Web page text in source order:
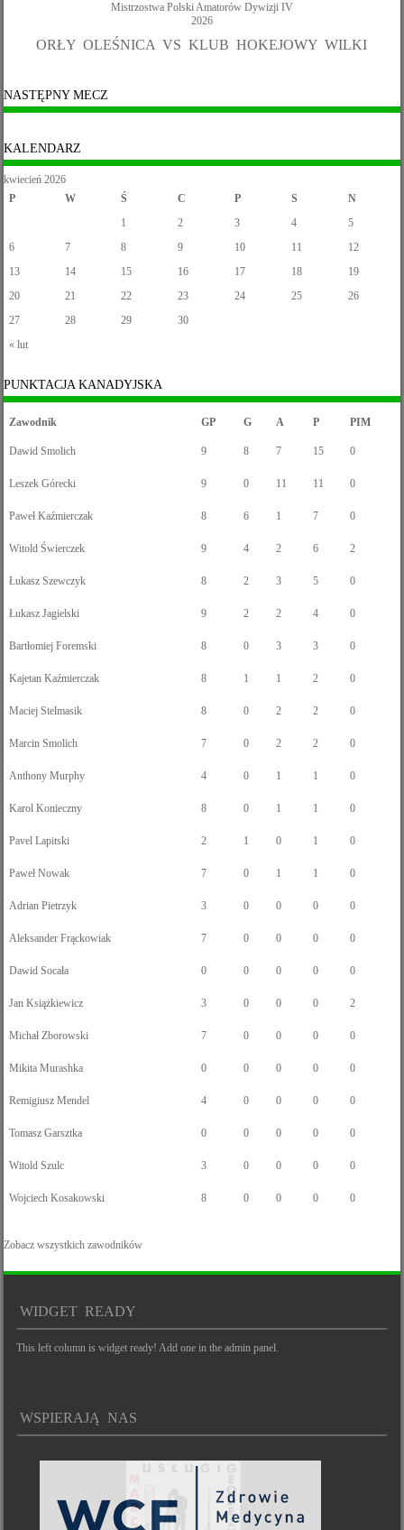
Mistrzostwa Polski Amatorów Dywizji IV
2026
ORŁY OLEŚNICA VS KLUB HOKEJOWY WILKI
NASTĘPNY MECZ
KALENDARZ
kwiecień 2026
P
W Ś C P S N
« lut
1 2 3 4
5
6
7 8 9 10 11
12
13
14 15 16 17 18
19
20
21 22 23 24 25
26
27
28 29 30
PUNKTACJA KANADYJSKA
Zawodnik GP G A P PIM
Dawid Smolich 9 8 7 15 0
Leszek Górecki 9 0 11 11 0
Paweł Kaźmierczak 8 6 1 7 0
Witold Świerczek 9 4 2 6 2
Łukasz Szewczyk 8 2 3 5 0
Łukasz Jagielski 9 2 2 4 0
Bartłomiej Foremski 8 0 3 3 0
Kajetan Kaźmierczak 8 1 1 2 0
Maciej Stelmasik 8 0 2 2 0
Marcin Smolich 7 0 2 2 0
Anthony Murphy 4 0 1 1 0
Karol Konieczny 8 0 1 1 0
Pavel Lapitski 2 1 0 1 0
Paweł Nowak 7 0 1 1 0
Adrian Pietrzyk 3 0 0 0 0
Aleksander Frąckowiak 7 0 0 0 0
Dawid Socała 0 0 0 0 0
Jan Książkiewicz 3 0 0 0 2
Michał Zborowski 7 0 0 0 0
Mikita Murashka 0 0 0 0 0
Remigiusz Mendel 4 0 0 0 0
Tomasz Garsztka 0 0 0 0 0
Witold Szulc 3 0 0 0 0
Wojciech Kosakowski 8 0 0 0 0
Zobacz wszystkich zawodników
WIDGET READY
This left column is widget ready! Add one in the admin panel.
WSPIERAJĄ NAS